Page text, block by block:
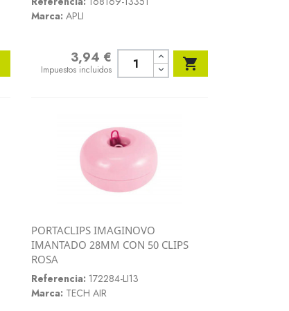
Marca: APLI
3,94 €
Impuestos incluidos 
Vista rápida
PORTACLIPS IMAGINOVO
IMANTADO 28MM CON 50 CLIPS
ROSA
Referencia: 172284-LI13
Marca: TECH AIR